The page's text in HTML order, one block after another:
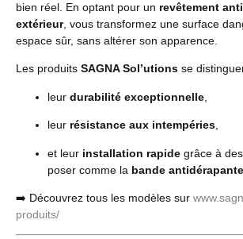
bien réel. En optant pour un revêtement
extérieur, vous transformez une surface
espace sûr, sans altérer son apparence.
Les produits SAGNA Sol’utions se
leur durabilité exceptionnelle
leur résistance aux intempéries,
et leur installation rapide grâce à
poser comme la bande
➡️ Découvrez tous les modèles sur
produits/